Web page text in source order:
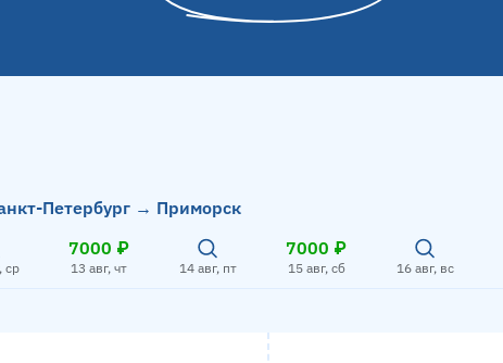
Петербург → Приморск
ср
7000 ₽
13 авг, чт 14 авг, пт
7000 ₽
15 авг, сб 16 авг, вс